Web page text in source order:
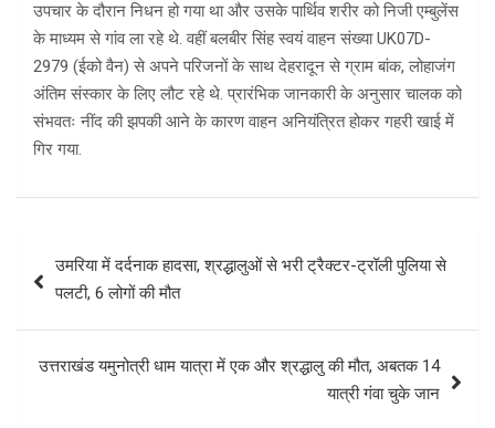
उपचार के दौरान निधन हो गया था और उसके पार्थिव शरीर को निजी एम्बुलेंस
के माध्यम से गांव ला रहे थे. वहीं बलबीर सिंह स्वयं वाहन संख्या UK07D-
2979 (ईको वैन) से अपने परिजनों के साथ देहरादून से ग्राम बांक, लोहाजंग
अंतिम संस्कार के लिए लौट रहे थे. प्रारंभिक जानकारी के अनुसार चालक को
संभवतः नींद की झपकी आने के कारण वाहन अनियंत्रित होकर गहरी खाई में
गिर गया.
navigation
उमरिया में दर्दनाक हादसा, श्रद्धालुओं से भरी ट्रैक्टर-ट्रॉली पुलिया से
पलटी, 6 लोगों की मौत
उत्तराखंड यमुनोत्री धाम यात्रा में एक और श्रद्धालु की मौत, अबतक 14
यात्री गंवा चुके जान